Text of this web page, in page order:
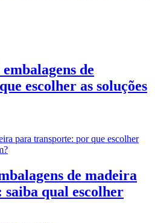
de
escolher as soluções
de madeira
saiba qual escolher